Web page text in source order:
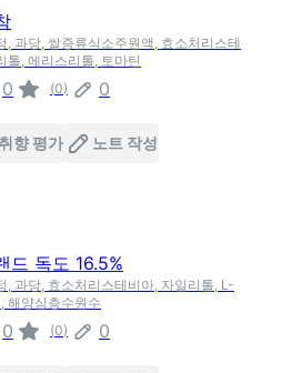
, 과당, 쌀증류식소주원액, 효소처리스테
톨, 에리스리톨, 토마틴
0 (0) 0
취향 평가 노트 작성
드 독도 16.5%
, 과당, 효소처리스테비아, 자일리톨, L-
해양심층수원수
0 (0) 0